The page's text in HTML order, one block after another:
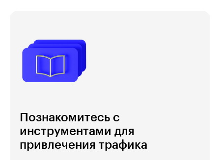
Познакомитесь с
инструментами для
привлечения трафика